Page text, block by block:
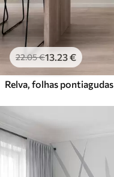
22.05€13.23€
Relva, folhas pontiagudas